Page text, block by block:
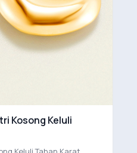
Kosong Keluli